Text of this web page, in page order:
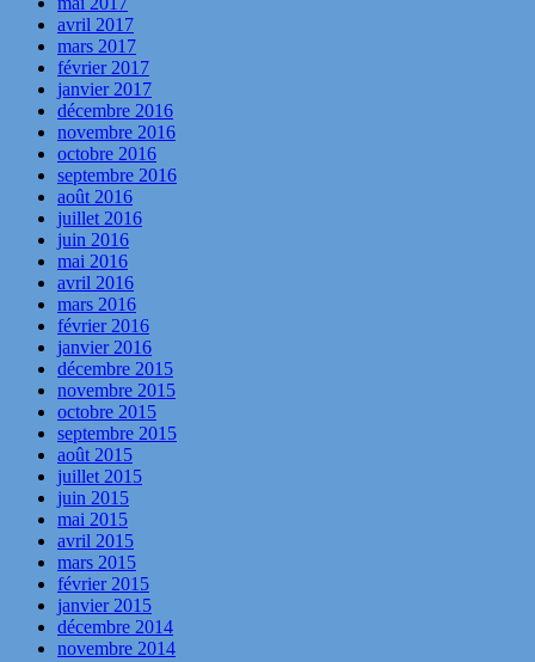
avril 2017
mars 2017
février 2017
janvier 2017
décembre 2016
novembre 2016
octobre 2016
septembre 2016
août 2016
juillet 2016
juin 2016
mai 2016
avril 2016
mars 2016
février 2016
janvier 2016
décembre 2015
novembre 2015
octobre 2015
septembre 2015
août 2015
juillet 2015
juin 2015
mai 2015
avril 2015
mars 2015
février 2015
janvier 2015
décembre 2014
novembre 2014